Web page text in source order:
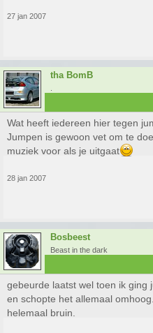
27 jan 2007
tha BomB
Wat heeft iedereen hier tegen
Jumpen is gewoon vet om te
muziek voor als je uitgaat
28 jan 2007
Bosbeest
Beast in the dark
gebeurde laatst wel toen ik ging
en schopte het allemaal
helemaal bruin.